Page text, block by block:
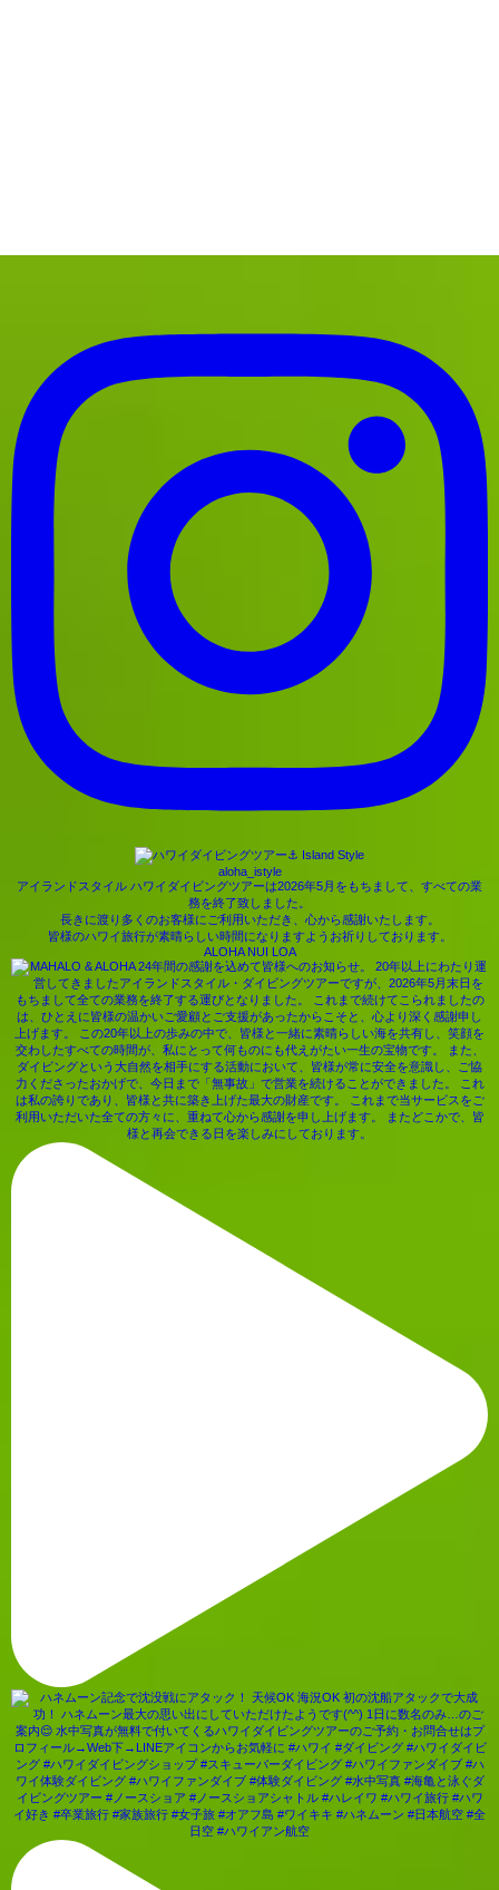
aloha_istyle
アイランドスタイル ハワイダイビングツアーは2026年5月をもちまして、すべての業
務を終了致しました。
長きに渡り多くのお客様にご利用いただき、心から感謝いたします。
皆様のハワイ旅行が素晴らしい時間になりますようお祈りしております。
ALOHA NUI LOA